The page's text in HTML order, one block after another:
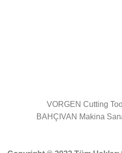
VORGEN Cutting
BAHÇIVAN Makina